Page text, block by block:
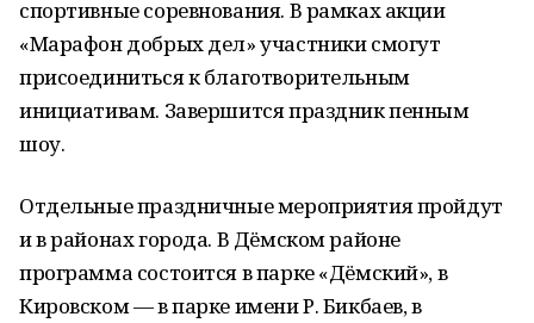
спортивные соревнования. В рамках акции
«Марафон добрых дел» участники смогут
присоединиться к благотворительным
инициативам. Завершится праздник пенным
шоу.
Отдельные праздничные мероприятия пройдут
и в районах города. В Дёмском районе
программа состоится в парке «Дёмский», в
Кировском — в парке имени Р. Бикбаев, в